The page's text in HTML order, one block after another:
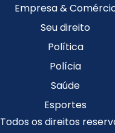
Empresa &
Seu direito
Política
Polícia
Saúde
Esportes
Todos os direitos